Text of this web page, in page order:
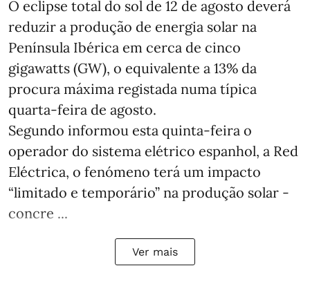
O eclipse total do sol de 12 de agosto deverá
reduzir a produção de energia solar na
Península Ibérica em cerca de cinco
gigawatts (GW), o equivalente a 13% da
procura máxima registada numa típica
quarta-feira de agosto.
Segundo informou esta quinta-feira o
operador do sistema elétrico espanhol, a Red
Eléctrica, o fenómeno terá um impacto
“limitado e temporário” na produção solar -
concre ...
Ver mais